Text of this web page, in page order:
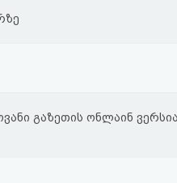
გაზეთის ონლაინ ვერსია